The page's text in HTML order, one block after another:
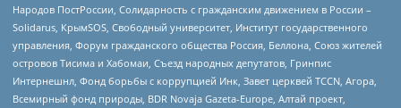
Народов ПостРоссии, Солидарность с гражданским движением в России –
Solidarus, КрымSOS, Свободный университет, Институт государственного
управления, Форум гражданского общества Россия, Беллона, Союз жителей
островов Тисима и Хабомаи, Съезд народных депутатов, Гринпис
Интернешнл, Фонд борьбы с коррупцией Инк, Завет церквей TCCN, Агора,
Всемирный фонд природы, BDR Novaja Gazeta-Europe, Алтай проект,